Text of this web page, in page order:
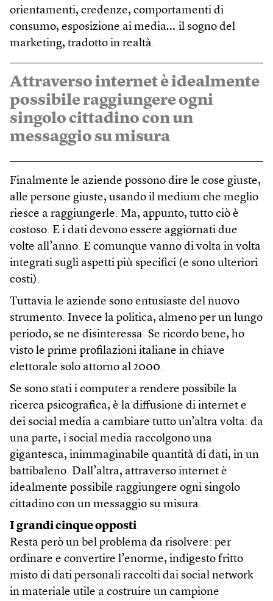
orientamenti, credenze, comportamenti di
consumo, esposizione ai media… il sogno del
marketing, tradotto in realtà.
Attraverso internet è idealmente
possibile raggiungere ogni
singolo cittadino con un
messaggio su misura
Finalmente le aziende possono dire le cose giuste,
alle persone giuste, usando il medium che meglio
riesce a raggiungerle. Ma, appunto, tutto ciò è
costoso. E i dati devono essere aggiornati due
volte all’anno. E comunque vanno di volta in volta
integrati sugli aspetti più specifici (e sono ulteriori
costi).
Tuttavia le aziende sono entusiaste del nuovo
strumento. Invece la politica, almeno per un lungo
periodo, se ne disinteressa. Se ricordo bene, ho
visto le prime profilazioni italiane in chiave
elettorale solo attorno al 2000.
Se sono stati i computer a rendere possibile la
ricerca psicografica, è la diffusione di internet e
dei social media a cambiare tutto un’altra volta: da
una parte, i social media raccolgono una
gigantesca, inimmaginabile quantità di dati, in un
battibaleno. Dall’altra, attraverso internet è
idealmente possibile raggiungere ogni singolo
cittadino con un messaggio su misura.
I grandi cinque opposti
Resta però un bel problema da risolvere: per
ordinare e convertire l’enorme, indigesto fritto
misto di dati personali raccolti dai social network
in materiale utile a costruire un campione